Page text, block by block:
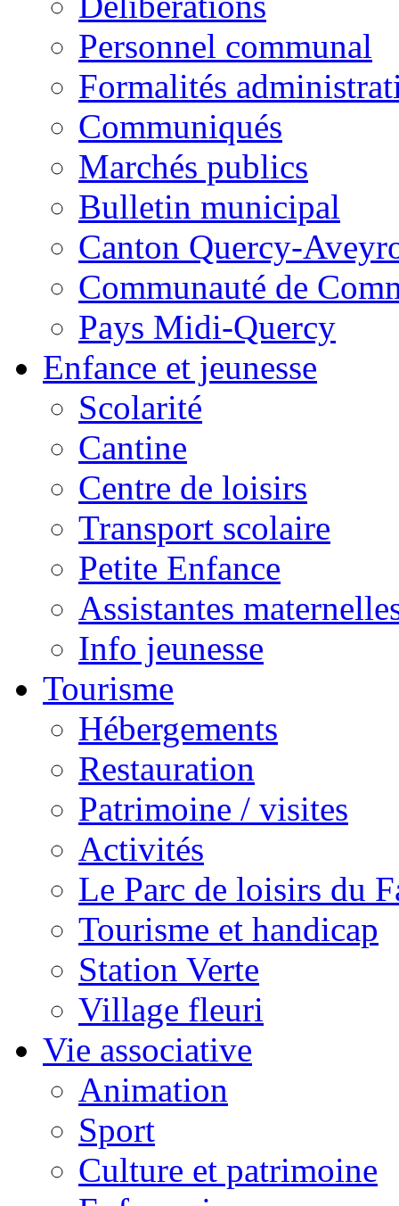
Personnel communal
Formalités
Communiqués
Marchés publics
Bulletin municipal
Canton Quercy-
Communauté de
Pays Midi-Quercy
Enfance et jeunesse
Scolarité
Cantine
Centre de loisirs
Transport scolaire
Petite Enfance
Assistantes
Info jeunesse
Tourisme
Hébergements
Restauration
Patrimoine / visites
Activités
Le Parc de loisirs du
Tourisme et handicap
Station Verte
Village fleuri
Vie associative
Animation
Sport
Culture et patrimoine